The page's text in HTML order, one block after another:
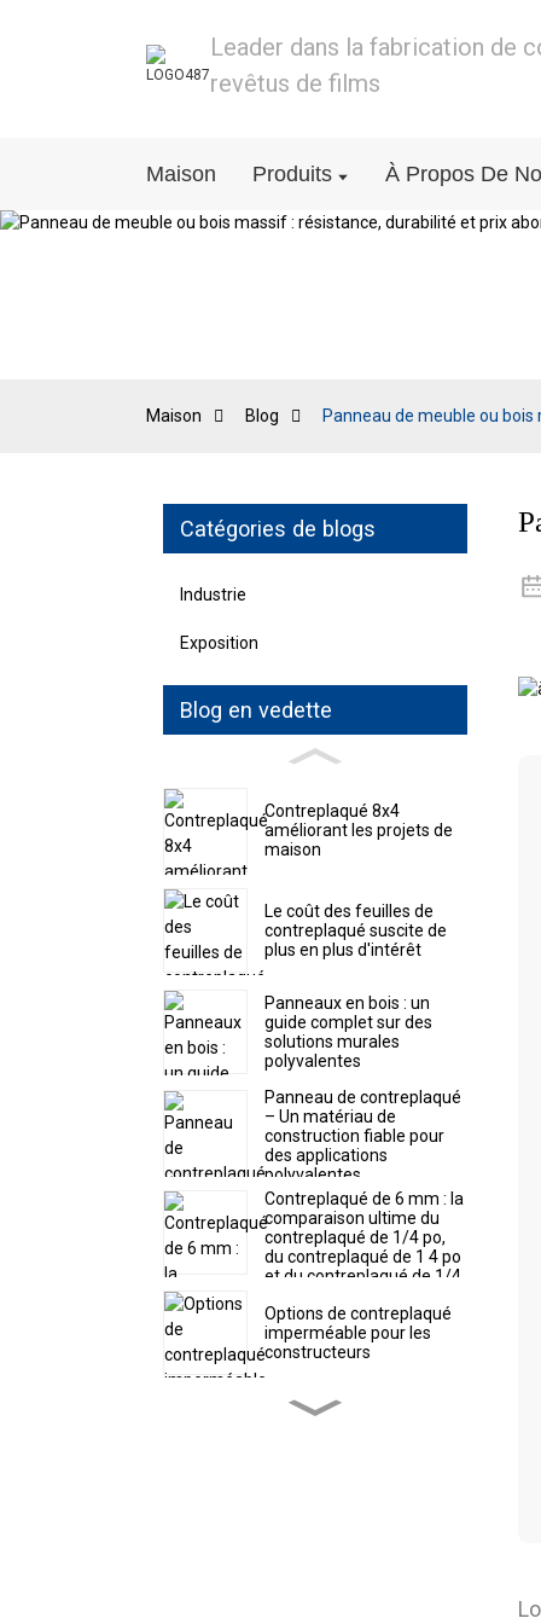
Leader dans la fabrication de
revêtus de films
Maison Produits À Propos De
Maison Blog Panneau de meuble ou
Catégories de blogs
Industrie
Exposition
Blog en vedette
Contreplaqué 8x4
améliorant les projets de
maison
Le coût des feuilles de
contreplaqué suscite de
plus en plus d'intérêt
Panneaux en bois : un
guide complet sur des
solutions murales
polyvalentes
Panneau de contreplaqué
– Un matériau de
construction fiable pour
des applications
polyvalentes
Contreplaqué de 6 mm : la
comparaison ultime du
contreplaqué de 1/4 po,
du contreplaqué de 1 4 po
et du contreplaqué de 1/4
Options de contreplaqué
imperméable pour les
constructeurs
Contreplaqué de 12 mm :